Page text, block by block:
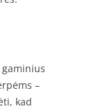
–
kad